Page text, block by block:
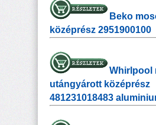
Beko
középrész 2951900100
Whirlpool
utángyárott középrész
481231018483